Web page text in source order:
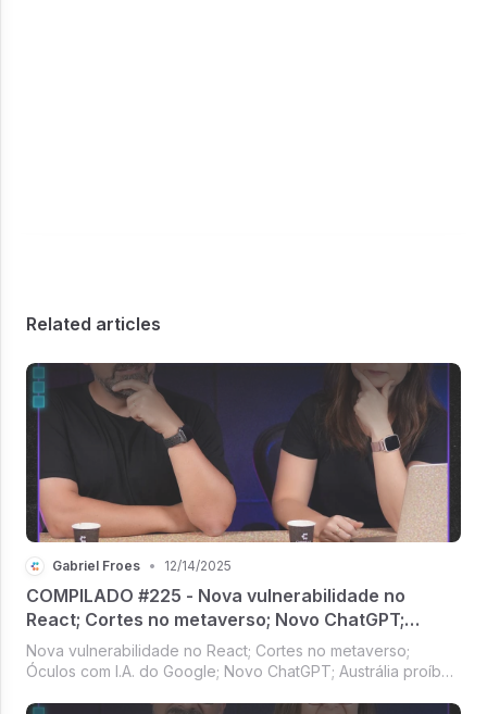
Related articles
Gabriel Froes • 12/14/2025
COMPILADO #225 - Nova vulnerabilidade no
React; Cortes no metaverso; Novo ChatGPT;
Austrália proíbe redes sociais para menores
Nova vulnerabilidade no React; Cortes no metaverso;
Óculos com I.A. do Google; Novo ChatGPT; Austrália proíbe